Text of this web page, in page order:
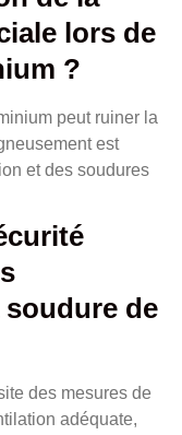
lors de
?
peut ruiner la
est
et des soudures
soudure de
des mesures de
adéquate,